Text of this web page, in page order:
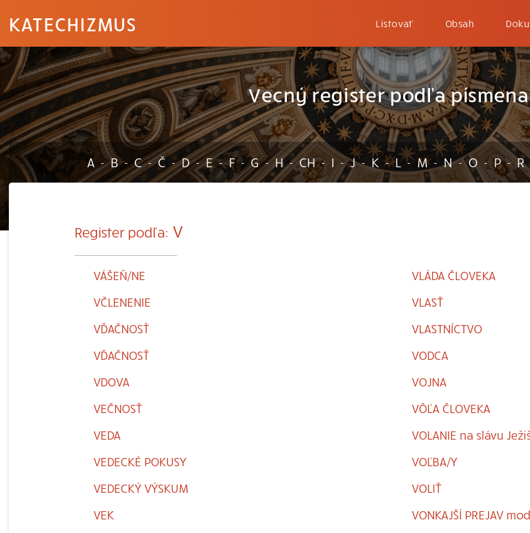
KATECHIZMUS Listovať Obsah
Vecný register podľa
A - B - C - Č - D - E - F - G - H - CH - I - J - K - L - M - N - O - P - R
Register podľa: V
VÁŠEŇ/NE
VČLENENIE
VĎAČNOSŤ
VĎAČNOSŤ
VDOVA
VEČNOSŤ
VEDA
VEDECKÉ POKUSY
VEDECKÝ VÝSKUM
VEK
VLÁDA ČLOVEKA
VLASŤ
VLASTNÍCTVO
VODCA
VOJNA
VÔĽA ČLOVEKA
VOLANIE na slávu
VOĽBA/Y
VOLIŤ
VONKAJŠÍ PREJAV